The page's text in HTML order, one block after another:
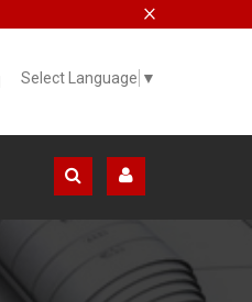
×
Select Language ▼